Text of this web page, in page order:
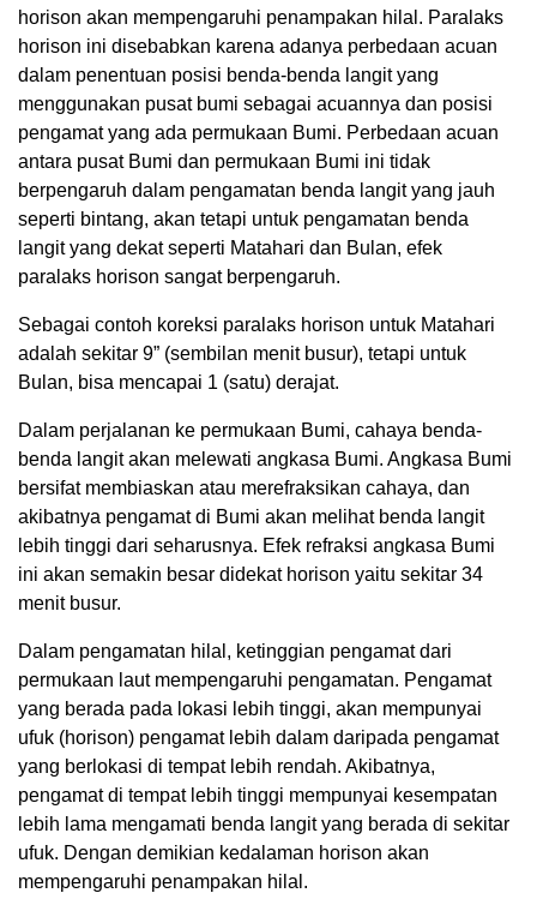
horison akan mempengaruhi penampakan hilal. Paralaks
horison ini disebabkan karena adanya perbedaan acuan
dalam penentuan posisi benda-benda langit yang
menggunakan pusat bumi sebagai acuannya dan posisi
pengamat yang ada permukaan Bumi. Perbedaan acuan
antara pusat Bumi dan permukaan Bumi ini tidak
berpengaruh dalam pengamatan benda langit yang jauh
seperti bintang, akan tetapi untuk pengamatan benda
langit yang dekat seperti Matahari dan Bulan, efek
paralaks horison sangat berpengaruh.
Sebagai contoh koreksi paralaks horison untuk Matahari
adalah sekitar 9” (sembilan menit busur), tetapi untuk
Bulan, bisa mencapai 1 (satu) derajat.
Dalam perjalanan ke permukaan Bumi, cahaya benda-
benda langit akan melewati angkasa Bumi. Angkasa Bumi
bersifat membiaskan atau merefraksikan cahaya, dan
akibatnya pengamat di Bumi akan melihat benda langit
lebih tinggi dari seharusnya. Efek refraksi angkasa Bumi
ini akan semakin besar didekat horison yaitu sekitar 34
menit busur.
Dalam pengamatan hilal, ketinggian pengamat dari
permukaan laut mempengaruhi pengamatan. Pengamat
yang berada pada lokasi lebih tinggi, akan mempunyai
ufuk (horison) pengamat lebih dalam daripada pengamat
yang berlokasi di tempat lebih rendah. Akibatnya,
pengamat di tempat lebih tinggi mempunyai kesempatan
lebih lama mengamati benda langit yang berada di sekitar
ufuk. Dengan demikian kedalaman horison akan
mempengaruhi penampakan hilal.